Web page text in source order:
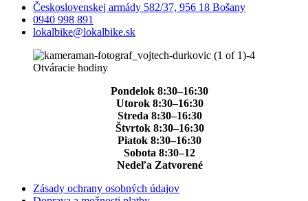
Československej armády 582/37, 956 18 Bošany
0940 998 891
lokalbike@lokalbike.sk
Otváracie hodiny
Pondelok 8:30–16:30
Utorok 8:30–16:30
Streda 8:30–16:30
Štvrtok 8:30–16:30
Piatok 8:30–16:30
Sobota 8:30–12
Nedeľa Zatvorené
Zásady ochrany osobných údajov